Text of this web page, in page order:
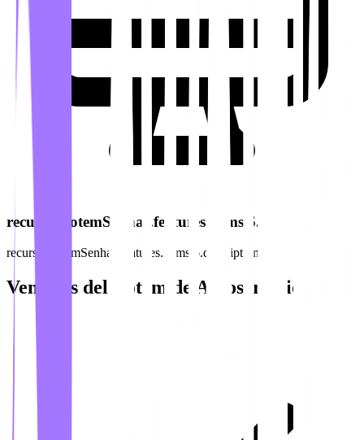
recursos.totemSenhas.features.items.6.title
recursos.totemSenhas.features.items.6.description
Ventajas del Tótem de Autoservicio